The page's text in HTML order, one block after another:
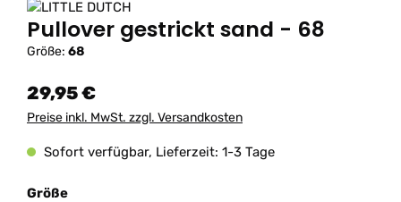
Pullover gestrickt sand - 68
Größe: 68
29,95 €
Preise inkl. MwSt. zzgl. Versandkosten
Sofort verfügbar, Lieferzeit: 1-3 Tage
Größeauswählen